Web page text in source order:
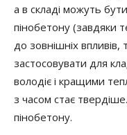
а в складі можуть
пінобетону (завдяки
до зовнішніх
застосовувати для
володіє і кращими
з часом стає
пінобетону.